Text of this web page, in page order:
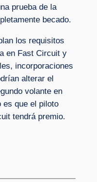
prueba de la
becado.
los requisitos
en Fast Circuit y
incorporaciones
alterar el
volante en
es que el piloto
tendrá premio.